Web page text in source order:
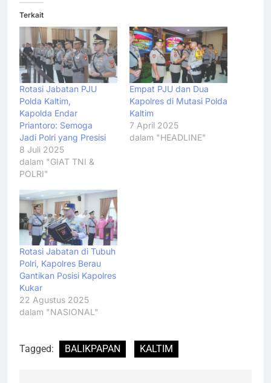
Terkait
Rotasi Jabatan PJU
Polda Kaltim,
Kapolda Endar
Priantoro: Semoga
Jadi Polri yang Presisi
8 Juli 2025
dalam "GIAT TNI &
POLRI"
Empat PJU dan Dua
Kapolres di Mutasi Polda
Kaltim
7 April 2025
dalam "HEADLINE"
Rotasi Jabatan di Tubuh
Polri, Kapolres Berau
Gantikan Posisi Kapolres
Kukar
22 Agustus 2025
dalam "NASIONAL"
Tagged: BALIKPAPAN KALTIM